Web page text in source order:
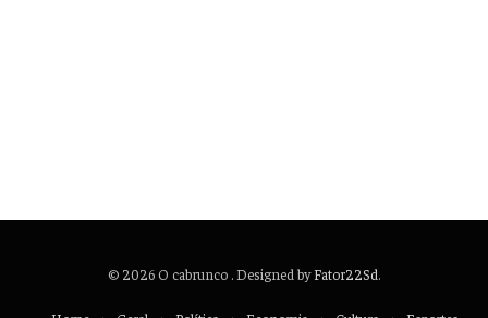
© 2026 O cabrunco . Designed byFator22Sd.